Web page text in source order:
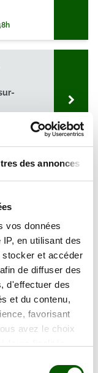
des annonces
vos données
en utilisant des
et accéder
de diffuser des
d'effectuer des
et du contenu,
favorisant
avez le choix
2026